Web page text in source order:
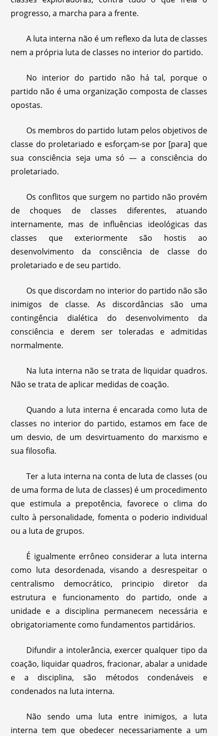
progresso, a marcha para a frente.
A luta interna não é um reflexo da luta de classes
nem a própria luta de classes no interior do partido.
No interior do partido não há tal, porque o
partido não é uma organização composta de classes
opostas.
Os membros do partido lutam pelos objetivos de
classe do proletariado e esforçam-se por [para] que
sua consciência seja uma só — a consciência do
proletariado.
Os conflitos que surgem no partido não provém
de choques de classes diferentes, atuando
internamente, mas de influências ideológicas das
classes que exteriormente são hostis ao
desenvolvimento da consciência de classe do
proletariado e de seu partido.
Os que discordam no interior do partido não são
inimigos de classe. As discordâncias são uma
contingência dialética do desenvolvimento da
consciência e derem ser toleradas e admitidas
normalmente.
Na luta interna não se trata de liquidar quadros.
Não se trata de aplicar medidas de coação.
Quando a luta interna é encarada como luta de
classes no interior do partido, estamos em face de
um desvio, de um desvirtuamento do marxismo e
sua filosofia.
Ter a luta interna na conta de luta de classes (ou
de uma forma de luta de classes) é um procedimento
que estimula a prepotência, favorece o clima do
culto à personalidade, fomenta o poderio individual
ou a luta de grupos.
É igualmente errôneo considerar a luta interna
como luta desordenada, visando a desrespeitar o
centralismo democrático, principio diretor da
estrutura e funcionamento do partido, onde a
unidade e a disciplina permanecem necessária e
obrigatoriamente como fundamentos partidários.
Difundir a intolerância, exercer qualquer tipo da
coação, liquidar quadros, fracionar, abalar a unidade
e a disciplina, são métodos condenáveis e
condenados na luta interna.
Não sendo uma luta entre inimigos, a luta
interna tem que obedecer necessariamente a um